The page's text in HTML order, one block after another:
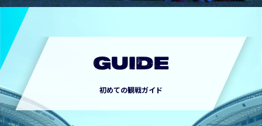
GUIDE
初めての観戦ガイド